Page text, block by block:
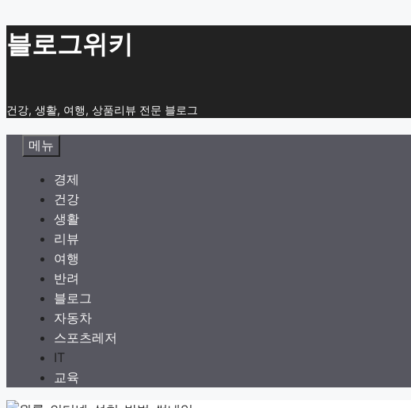
컨
텐
건
너
블로그위키
건강, 생활, 여행, 상품리뷰 전문 블로그
메뉴
경제
건강
생활
리뷰
여행
반려
블로그
자동차
스포츠레저
IT
교육